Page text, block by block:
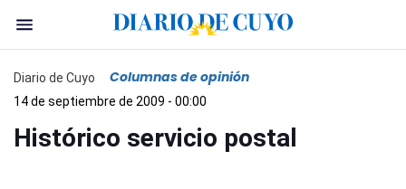
Diario de Cuyo Columnas de opinión
14 de septiembre de 2009 - 00:00
Histórico servicio postal